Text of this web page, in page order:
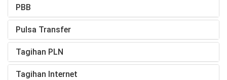
PBB
Pulsa Transfer
Tagihan PLN
Tagihan Internet